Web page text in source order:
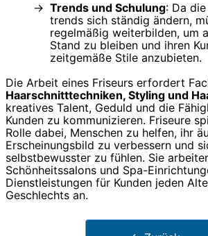
Trends und Schulung: Da
trends sich ständig ändern,
regelmäßig weiterbilden, um
Stand zu bleiben und ihren
zeitgemäße Stile anzubieten.
Die Arbeit eines Friseurs erfordert
Haarschnitttechniken, Styling und
kreatives Talent, Geduld und die
Kunden zu kommunizieren. Friseure
Rolle dabei, Menschen zu helfen, ihr
Erscheinungsbild zu verbessern und
selbstbewusster zu fühlen. Sie
Schönheitssalons und Spa-
Dienstleistungen für Kunden jeden
Geschlechts an.